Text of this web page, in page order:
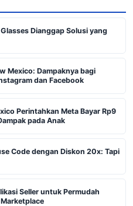
Dianggap Solusi yang
Mexico: Dampaknya bagi
dan Facebook
Perintahkan Meta Bayar Rp9
pada Anak
Code dengan Diskon 20x: Tapi
Seller untuk Permudah